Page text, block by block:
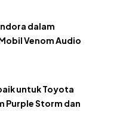
dalam
Venom Audio
untuk Toyota
Purple Storm dan